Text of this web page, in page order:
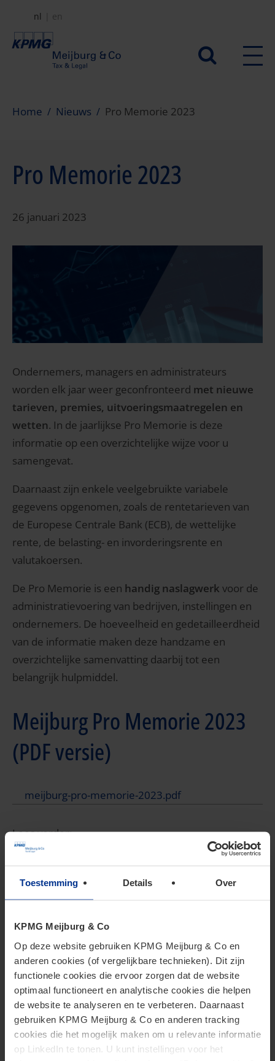
Toestemming Details Over
KPMG Meijburg & Co
Op deze website gebruiken KPMG Meijburg & Co en
anderen cookies (of vergelijkbare technieken). Dit zijn
functionele cookies die ervoor zorgen dat de website
optimaal functioneert en analytische cookies die helpen
de website te analyseren en te verbeteren. Daarnaast
gebruiken KPMG Meijburg & Co en anderen tracking
cookies die het mogelijk maken om u relevante informatie
op LinkedIn te tonen. U kunt instellingen voor het
naar
Secundair
nl en
Home Nieuws Pro Memorie 2023
Pro Memorie 2023
26 januari 2023
Ondernemers, managers en administrateurs
worden elk jaar weer geconfronteerd met nieuwe
tarieven, premies, uitvoeringsmaatregelen en
wetten. In de jaarlijkse Pro Memorie is deze
informatie op een overzichtelijke wijze voor u
samengevat.
Daarnaast zijn enkele veelgebruikte variabele
gegevens opgenomen, zoals de rentetarieven van
de Europese Centrale Bank (ECB), de wettelijke
rente, de belasting- en invorderingsrente en
valutakoersen.
De Pro Memorie is een handig naslagwerk voor de
administratievoering van bedrijven, instellingen en
ondernemers. De hoeveelheid en gedetailleerdheid
van de informatie maken deze handzame en
overzichtelijke samenvatting daarbij tot een
belangrijk hulpmiddel.
Meijburg Pro Memorie 2023
(PDF versie)
meijburg-pro-memorie-2023.pdf
Lees verder:
Douane en Accijnzen
People Services
Belastingplan 2023
Btw nieuws
Douane en Accijnzen nieuws
ESG nieuws
Inkomstenbelasting nieuws
Kansspelbelasting nieuws
Overdrachtsbelasting nieuws
Vennootschapsbelasting nieuws